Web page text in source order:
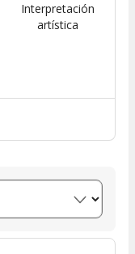
Interpretación
artística